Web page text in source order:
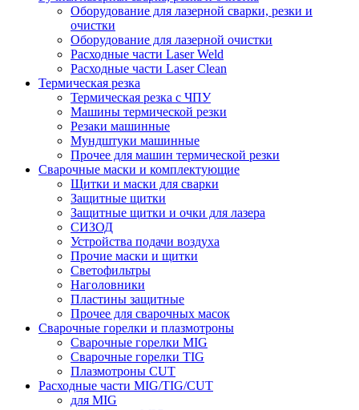
Оборудование для лазерной сварки, резки и
очистки
Оборудование для лазерной очистки
Расходные части Laser Weld
Расходные части Laser Clean
Термическая резка
Термическая резка с ЧПУ
Машины термической резки
Резаки машинные
Мундштуки машинные
Прочее для машин термической резки
Сварочные маски и комплектующие
Щитки и маски для сварки
Защитные щитки
Защитные щитки и очки для лазера
СИЗОД
Устройства подачи воздуха
Прочие маски и щитки
Светофильтры
Наголовники
Пластины защитные
Прочее для сварочных масок
Сварочные горелки и плазмотроны
Сварочные горелки MIG
Сварочные горелки TIG
Плазмотроны CUT
Расходные части MIG/TIG/CUT
для MIG